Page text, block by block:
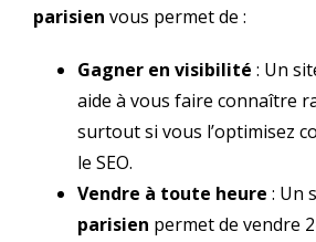
parisien vous permet de :
Gagner en visibilité : Un
aide à vous faire connaître
surtout si vous l’optimisez
le SEO.
Vendre à toute heure : Un
parisien permet de vendre